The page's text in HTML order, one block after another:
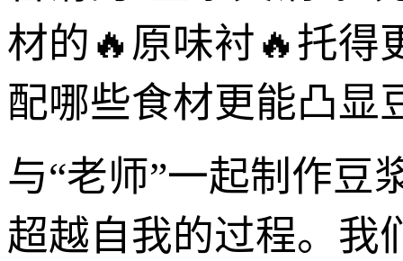
材的🔥原味衬🔥托得
配哪些食材更能凸显
与“老师”一起制作豆
超越自我的过程。我